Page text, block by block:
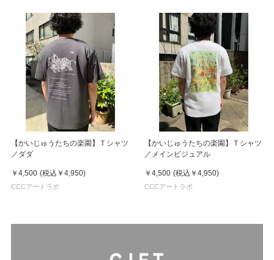
【かいじゅうたちの楽園】Ｔシャツ
／ダダ
￥4,500 (税込 ￥4,950)
CCCアートラボ
【かいじゅうたちの楽園】Ｔシャツ
／メインビジュアル
￥4,500 (税込 ￥4,950)
CCCアートラボ